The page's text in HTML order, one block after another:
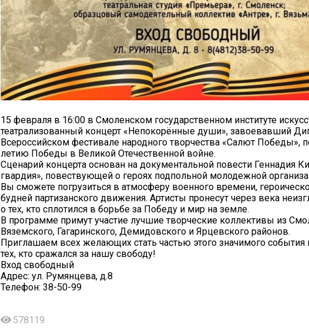
15 февраля в 16:00 в Смоленском государственном институте
театрализованный концерт «Непокорённые души», завоевавший
Всероссийском фестивале народного творчества «Салют Победы»,
летию Победы в Великой Отечественной войне.
Сценарий концерта основан на документальной повести Геннадия
гвардия», повествующей о героях подпольной молодежной
Вы сможете погрузиться в атмосферу военного времени,
будней партизанского движения. Артисты пронесут через века
о тех, кто сплотился в борьбе за Победу и мир на земле.
В программе примут участие лучшие творческие коллективы из
Вяземского, Гагаринского, Демидовского и Ярцевского районов.
Приглашаем всех желающих стать частью этого значимого события
тех, кто сражался за нашу свободу!
Вход свободный
Адрес: ул. Румянцева, д.8
Телефон: 38-50-99
578119